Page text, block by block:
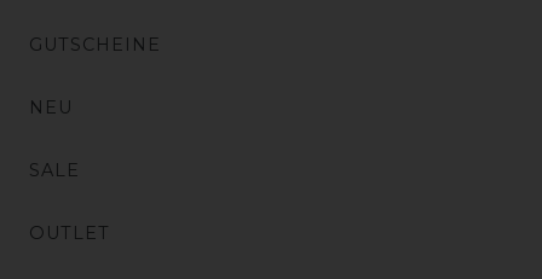
GUTSCHEINE
NEU
SALE
OUTLET